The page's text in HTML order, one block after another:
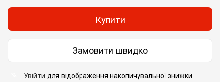
Купити
Замовити швидко
Увійти для відображення накопичувальної знижки